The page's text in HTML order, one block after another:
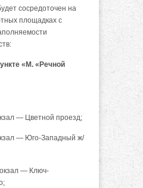
сосредоточен на
площадках с
«М. «Речной
— Цветной проезд;
— Юго-Западный ж/
— Ключ-